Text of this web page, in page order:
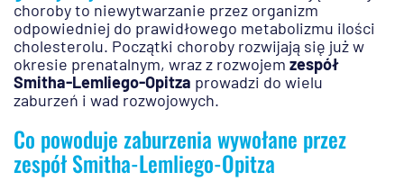
choroby to niewytwarzanie przez organizm
odpowiedniej do prawidłowego metabolizmu ilości
cholesterolu. Początki choroby rozwijają się już w
okresie prenatalnym, wraz z rozwojem zespół
Smitha-Lemliego-Opitza prowadzi do wielu
zaburzeń i wad rozwojowych.
Co powoduje zaburzenia wywołane przez
zespół Smitha-Lemliego-Opitza